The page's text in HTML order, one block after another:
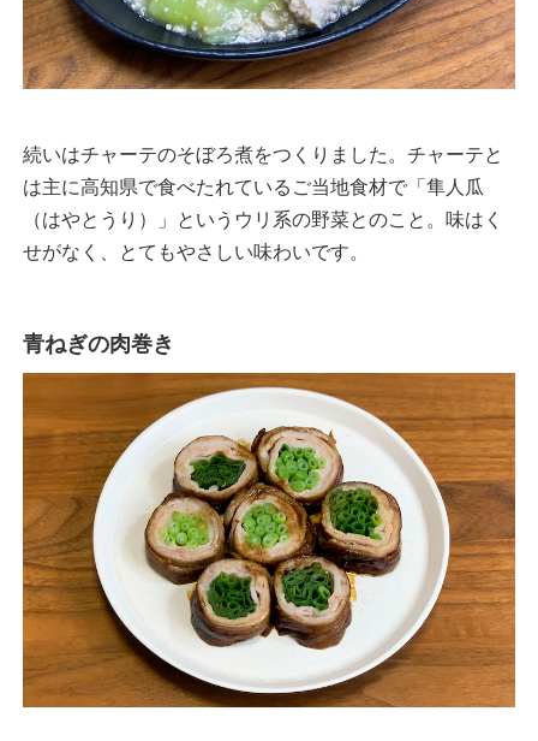
続いはチャーテのそぼろ煮をつくりました。チャーテと
は主に高知県で食べたれているご当地食材で「隼人瓜
（はやとうり）」というウリ系の野菜とのこと。味はく
せがなく、とてもやさしい味わいです。
青ねぎの肉巻き